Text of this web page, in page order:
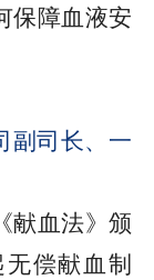
保障血液安
副司长、一
献血法》颁
偿献血制